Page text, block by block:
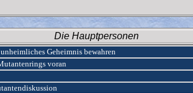
Die Hauptpersonen
Geheimnis bewahren
voran